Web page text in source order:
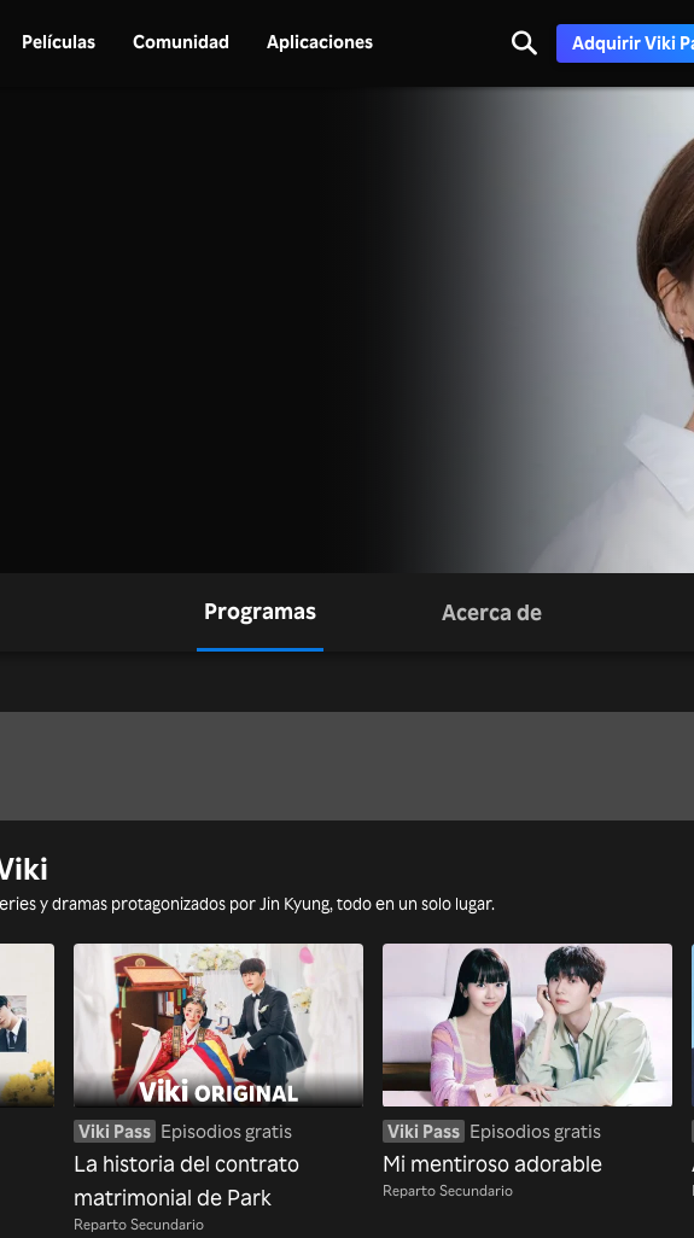
Películas Comunidad Aplicaciones Adquirir Viki
Programas Acerca de
y dramas protagonizados por Jin Kyung, todo en un solo lugar.
Viki Pass Episodios gratis
La historia del contrato
matrimonial de Park
Reparto Secundario
Viki Pass Episodios gratis
Mi mentiroso adorable
Reparto Secundario